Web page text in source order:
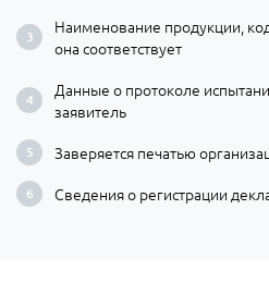
Наименование продукции,
она соответствует
Данные о протоколе
заявитель
Заверяется печатью
Сведения о регистрации